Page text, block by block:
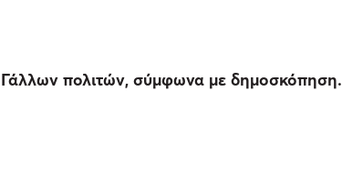
Γάλλων πολιτών, σύμφωνα με δημοσκόπηση.